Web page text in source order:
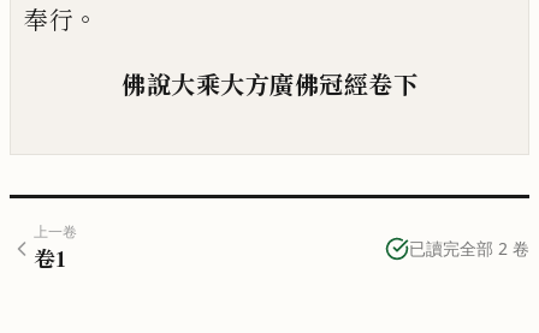
奉行 。
佛說大乘大方廣佛冠經卷下
上一卷
卷1 已讀完全部 2 卷